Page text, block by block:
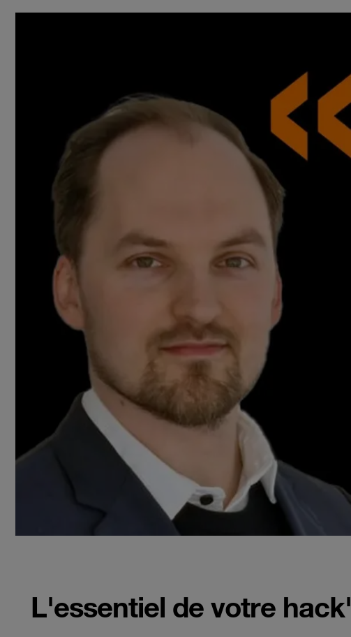
L'essentiel de votre